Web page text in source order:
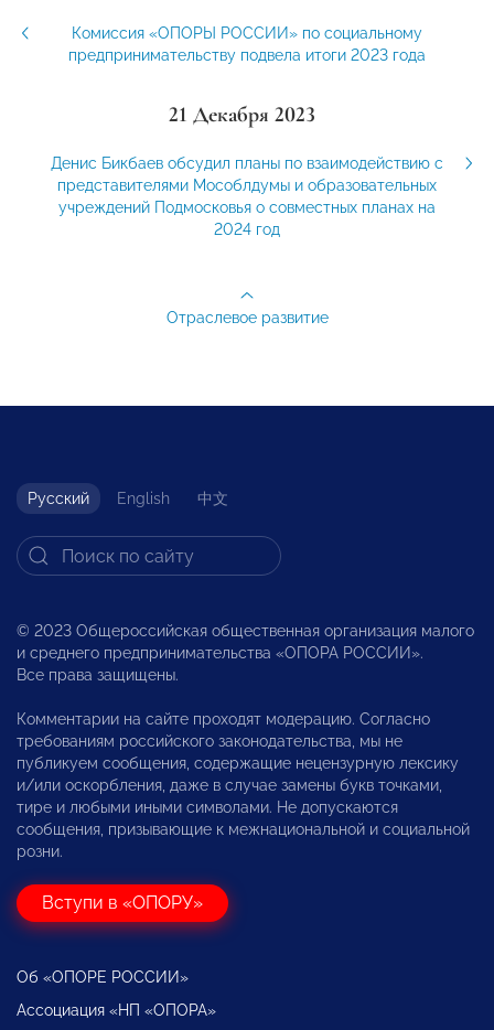
Комиссия «ОПОРЫ РОССИИ» по социальному
предпринимательству подвела итоги 2023 года
21 Декабря 2023
Денис Бикбаев обсудил планы по взаимодействию с
представителями Мособлдумы и образовательных
учреждений Подмосковья о совместных планах на
2024 год
Отраслевое развитие
Русский English 中文
© 2023 Общероссийская общественная организация малого
и среднего предпринимательства «ОПОРА РОССИИ».
Все права защищены.
Комментарии на сайте проходят модерацию. Согласно
требованиям российского законодательства, мы не
публикуем сообщения, содержащие нецензурную лексику
и/или оскорбления, даже в случае замены букв точками,
тире и любыми иными символами. Не допускаются
сообщения, призывающие к межнациональной и социальной
розни.
Вступи в «ОПОРУ»
Об «ОПОРЕ РОССИИ»
Ассоциация «НП «ОПОРА»